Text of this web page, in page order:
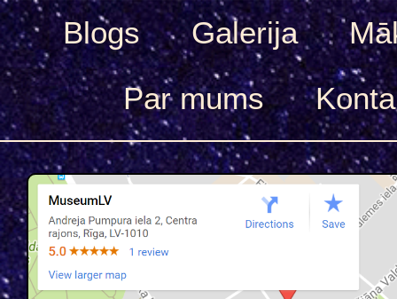
Blogs Galerija
Par mums